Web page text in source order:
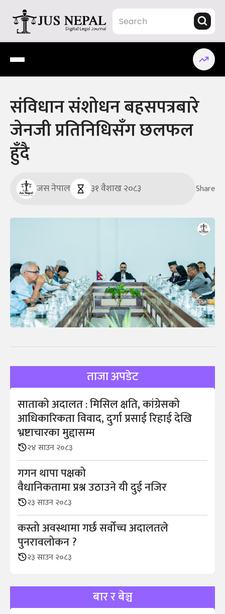
content
Jus Nepal | www.jusnepal.com
Digital Legal Journal
संविधान संशोधन बहसपत्रबारे
जेनजी प्रतिनिधिसँग छलफल
हुँदै
जस नेपाल ३१ वैशाख २०८३ Share
ताजा अपडेट
साताको अदालत : मिसिल क्षति, कांग्रेसको
आधिकारिकता विवाद, दुर्गा प्रसाई रिहाई देखि
भ्रष्टाचारका मुद्दासम्म
२४ साउन २०८३
गगन थापा पक्षको
वैधानिकतामा प्रश्न उठाउने यी दुई नजिर
२३ साउन २०८३
कस्तो अवस्थामा गर्छ सर्वोच्च अदालतले
पुनरावलोकन ?
२३ साउन २०८३
बार र बेञ्च